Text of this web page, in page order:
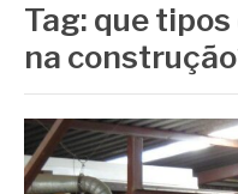
Tag: que
na